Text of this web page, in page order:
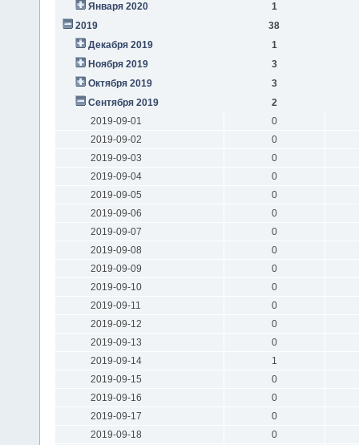
Января 2020
1
2019
38
Декабря 2019
1
Ноября 2019
3
Октября 2019
3
Сентября 2019
2
2019-09-01
0
2019-09-02
0
2019-09-03
0
2019-09-04
0
2019-09-05
0
2019-09-06
0
2019-09-07
0
2019-09-08
0
2019-09-09
0
2019-09-10
0
2019-09-11
0
2019-09-12
0
2019-09-13
0
2019-09-14
1
2019-09-15
0
2019-09-16
0
2019-09-17
0
2019-09-18
0